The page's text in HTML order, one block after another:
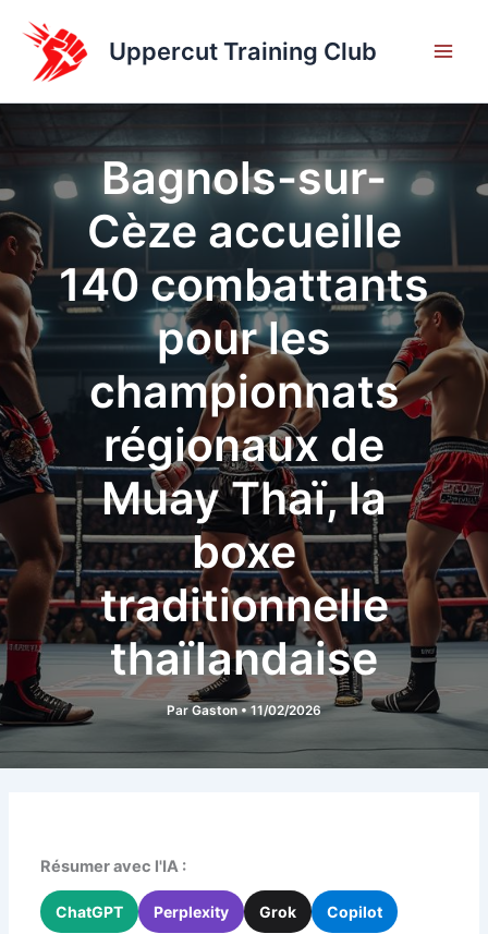
contenu
Uppercut Training Club
Bagnols-sur-
Cèze accueille
140 combattants
pour les
championnats
régionaux de
Muay Thaï, la
boxe
traditionnelle
thaïlandaise
Par Gaston • 11/02/2026
Résumer avec l'IA :
ChatGPT Perplexity Grok Copilot